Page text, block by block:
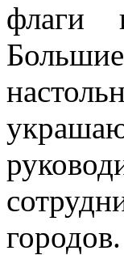
флаги
городов.